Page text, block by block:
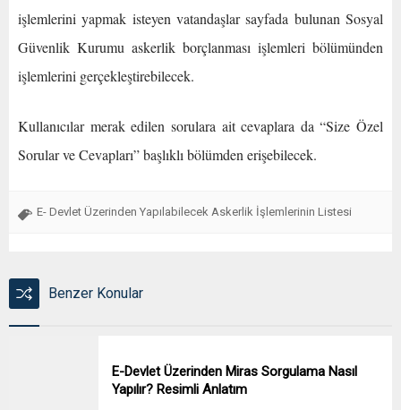
işlemlerini yapmak isteyen vatandaşlar sayfada bulunan Sosyal
Güvenlik Kurumu askerlik borçlanması işlemleri bölümünden
işlemlerini gerçekleştirebilecek.
Kullanıcılar merak edilen sorulara ait cevaplara da “Size Özel
Sorular ve Cevapları” başlıklı bölümden erişebilecek.
E- Devlet Üzerinden Yapılabilecek Askerlik İşlemlerinin Listesi
Benzer Konular
E-Devlet Üzerinden Miras Sorgulama Nasıl
Yapılır? Resimli Anlatım